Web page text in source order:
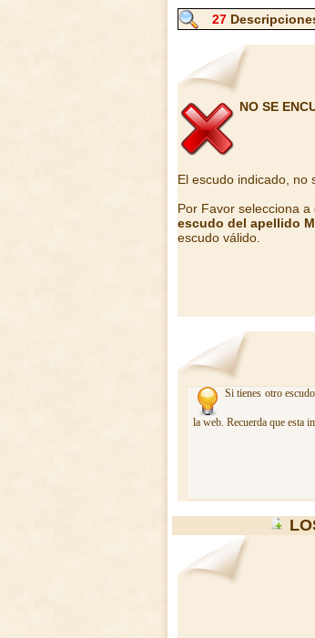
27
NO SE
El escudo indicado, no
Por Favor selecciona
escudo del apellido
escudo válido.
Si tienes otro
la web. Recuerda que esta